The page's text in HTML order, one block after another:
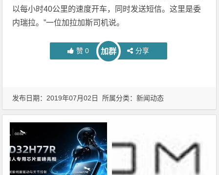
以每小时40公里的速度开车，同时发送短信。这里是委
内瑞拉。”一位加拉加斯司机说。
赞 0 加群 分享
发布日期：2019年07月02日 所属分类：新闻动态